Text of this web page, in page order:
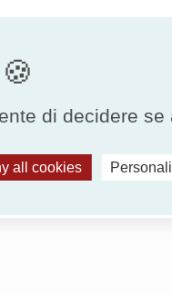
di decidere se
all cookies